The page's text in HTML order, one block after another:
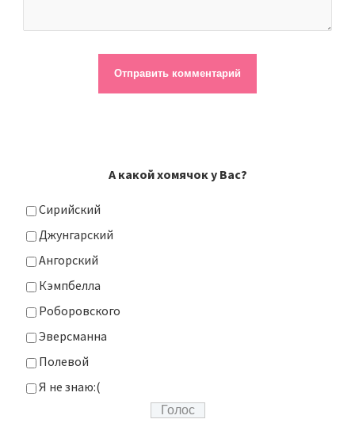
А какой хомячок у Вас?
Сирийский
Джунгарский
Ангорский
Кэмпбелла
Роборовского
Эверсманна
Полевой
Я не знаю:(